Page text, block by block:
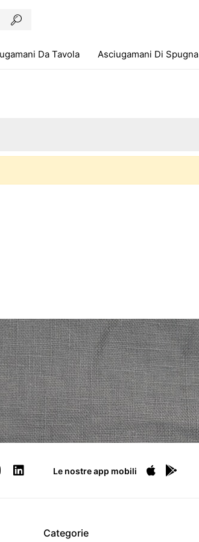
Da Tavola Asciugamani Di Spugna
Le nostre app mobili
Categorie